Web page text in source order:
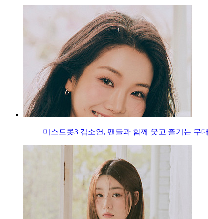
미스트롯3 김소연, 팬들과 함께 웃고 즐기는 무대